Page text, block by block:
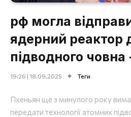
рф могла
ядерний реактор
підводного човна
19:26 | 18.09.2025 Теги
Пхеньян ще з минулого року
передати технології атомних